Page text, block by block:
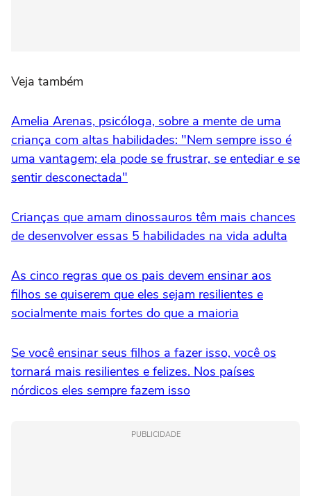
Veja também
Amelia Arenas, psicóloga, sobre a mente de uma
criança com altas habilidades: "Nem sempre isso é
uma vantagem; ela pode se frustrar, se entediar e se
sentir desconectada"
Crianças que amam dinossauros têm mais chances
de desenvolver essas 5 habilidades na vida adulta
As cinco regras que os pais devem ensinar aos
filhos se quiserem que eles sejam resilientes e
socialmente mais fortes do que a maioria
Se você ensinar seus filhos a fazer isso, você os
tornará mais resilientes e felizes. Nos países
nórdicos eles sempre fazem isso
PUBLICIDADE